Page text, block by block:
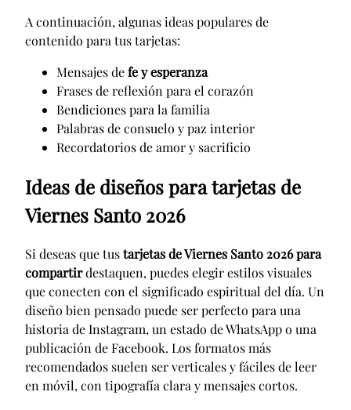
A continuación, algunas ideas populares de
contenido para tus tarjetas:
Mensajes defe y esperanza
Frases de reflexión para el corazón
Bendiciones para la familia
Palabras de consuelo y paz interior
Recordatorios de amor y sacrificio
Ideas de diseños para tarjetas de
Viernes Santo 2026
Si deseas que tustarjetas de Viernes Santo 2026 para
compartirdestaquen, puedes elegir estilos visuales
que conecten con el significado espiritual del día. Un
diseño bien pensado puede ser perfecto para una
historia de Instagram, un estado de WhatsApp o una
publicación de Facebook. Los formatos más
recomendados suelen ser verticales y fáciles de leer
en móvil, con tipografía clara y mensajes cortos.